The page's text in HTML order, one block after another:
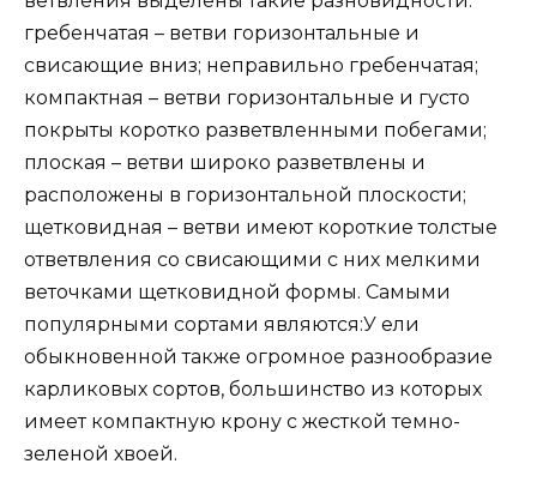
гребенчатая – ветви горизонтальные и
свисающие вниз; неправильно гребенчатая;
компактная – ветви горизонтальные и густо
покрыты коротко разветвленными побегами;
плоская – ветви широко разветвлены и
расположены в горизонтальной плоскости;
щетковидная – ветви имеют короткие толстые
ответвления со свисающими с них мелкими
веточками щетковидной формы. Самыми
популярными сортами являются:У ели
обыкновенной также огромное разнообразие
карликовых сортов, большинство из которых
имеет компактную крону с жесткой темно-
зеленой хвоей.